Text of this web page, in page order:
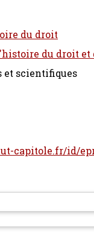
du droit
du droit et
et scientifiques
capitole.fr/id/